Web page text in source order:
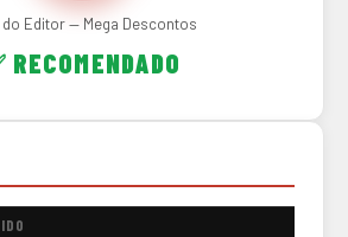
do Editor — Mega Descontos
RECOMENDADO